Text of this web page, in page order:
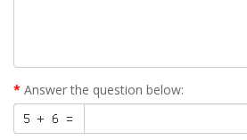
Answer the question below: